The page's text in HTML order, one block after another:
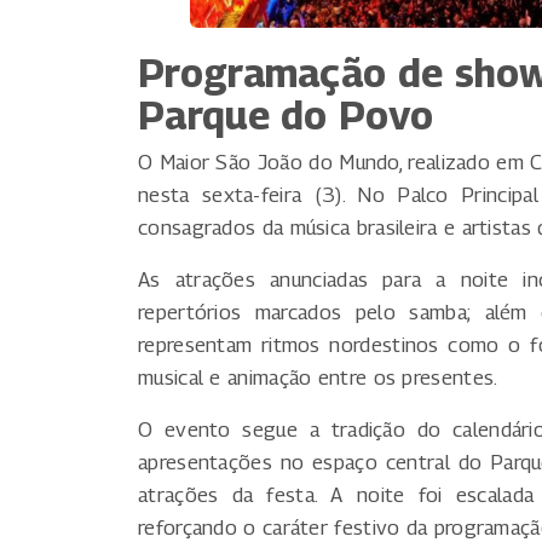
Programação de
Parque do Povo
O Maior São João do Mundo, realizado em
nesta sexta-feira (3). No Palco
consagrados da música brasileira e
As atrações anunciadas para a noite
repertórios marcados pelo samba;
representam ritmos nordestinos como o
musical e animação entre os presentes.
O evento segue a tradição do
apresentações no espaço central do
atrações da festa. A noite foi
reforçando o caráter festivo da